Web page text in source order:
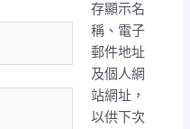
存顯示名
稱、電子
郵件地址
及個人網
站網址，
以供下次